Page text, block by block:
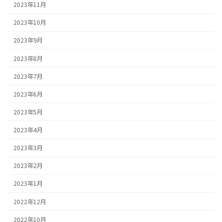
2023年11月
2023年10月
2023年9月
2023年8月
2023年7月
2023年6月
2023年5月
2023年4月
2023年3月
2023年2月
2023年1月
2022年12月
2022年10月